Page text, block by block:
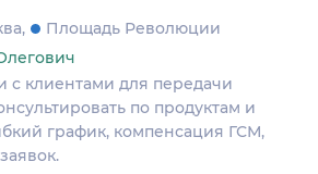
Площадь Революции
с клиентами для передачи
по продуктам и
график, компенсация ГСМ,